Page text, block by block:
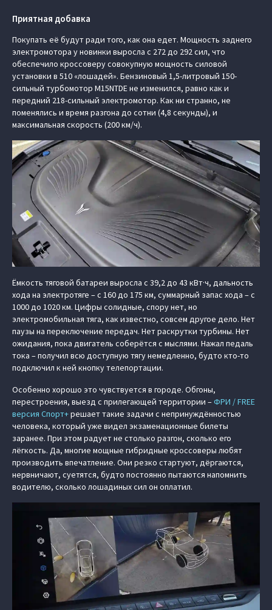
Приятная добавка
Покупать её будут ради того, как она едет. Мощность заднего
электромотора у новинки выросла с 272 до 292 сил, что
обеспечило кроссоверу совокупную мощность силовой
установки в 510 «лошадей». Бензиновый 1,5-литровый 150-
сильный турбомотор M15NTDE не изменился, равно как и
передний 218-сильный электромотор. Как ни странно, не
поменялись и время разгона до сотни (4,8 секунды), и
максимальная скорость (200 км/ч).
Ёмкость тяговой батареи выросла с 39,2 до 43 кВт·ч, дальность
хода на электротяге – с 160 до 175 км, суммарный запас хода – с
1000 до 1020 км. Цифры солидные, спору нет, но
электромобильная тяга, как известно, совсем другое дело. Нет
паузы на переключение передач. Нет раскрутки турбины. Нет
ожидания, пока двигатель соберётся с мыслями. Нажал педаль
тока – получил всю доступную тягу немедленно, будто кто-то
подключил к ней кнопку телепортации.
Особенно хорошо это чувствуется в городе. Обгоны,
перестроения, выезд с прилегающей территории –ФРИ / FREE
версия Спорт+решает такие задачи с непринуждённостью
человека, который уже видел экзаменационные билеты
заранее. При этом радует не столько разгон, сколько его
лёгкость. Да, многие мощные гибридные кроссоверы любят
производить впечатление. Они резко стартуют, дёргаются,
нервничают, суетятся, будто постоянно пытаются напомнить
водителю, сколько лошадиных сил он оплатил.